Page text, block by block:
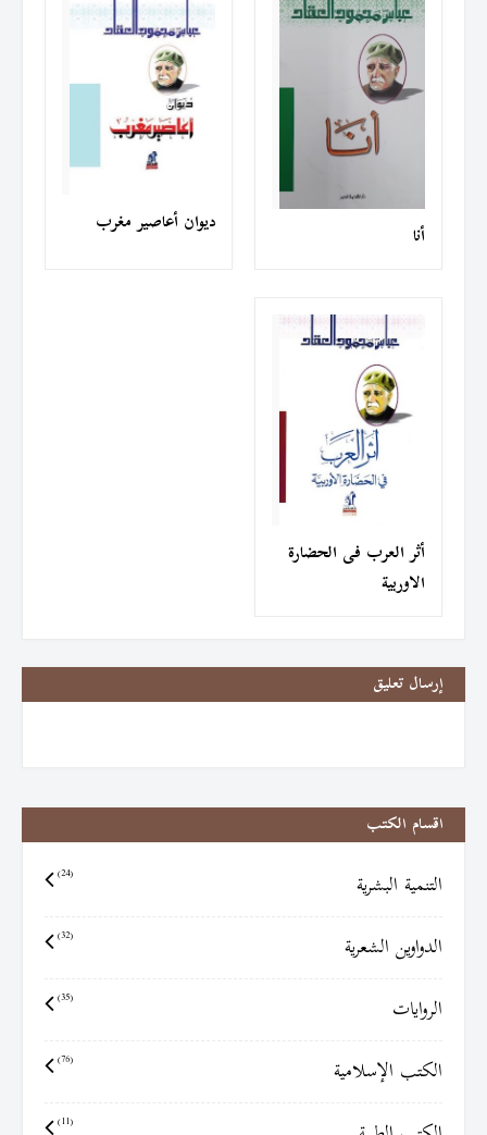
أنا ديوان أعاصير مغرب
أثر العرب فى الحضارة
الاوربية
إرسال تعليق
اقسام الكتب
التنمية البشرية (24)
الدواوين الشعرية (32)
الروايات (35)
الكتب الإسلامية (76)
(11)